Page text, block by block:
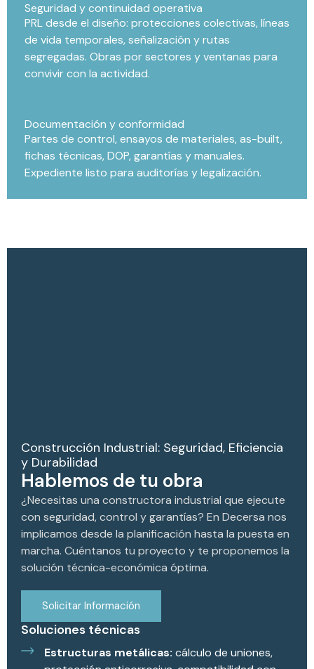
Seguridad y continuidad operativa
PRL desde el diseño: protecciones colectivas, líneas
de vida temporales, señalización y rutas
segregadas. Obras por sectores y ventanas para
convivir con la actividad.
Documentación y conformidad
Partes de control, ensayos de materiales, as-built,
fichas técnicas, DOP, garantías y manuales.
Expediente listo para auditorías y legalización.
Construcción Industrial: Seguridad, Eficiencia
y Durabilidad
Hablemos de tu obra
¿Necesitas una constructora industrial que ejecute
con seguridad, control y garantías? En Decersa nos
implicamos desde la planificación hasta la puesta en
marcha. Cuéntanos tu proyecto y te proponemos la
solución técnica-económica óptima.
Solicitar Información
Soluciones técnicas
Estructuras metálicas: cálculo de uniones,